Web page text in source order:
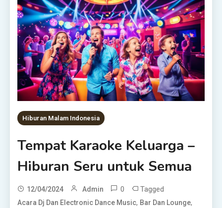
Hiburan Malam Indonesia
Tempat Karaoke Keluarga –
Hiburan Seru untuk Semua
12/04/2024 Admin 0 Tagged
Acara Dj Dan Electronic Dance Music, Bar Dan Lounge,